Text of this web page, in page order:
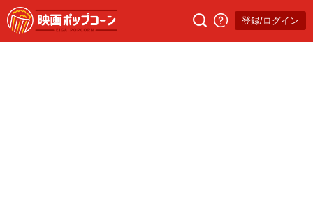
登録/ログイン